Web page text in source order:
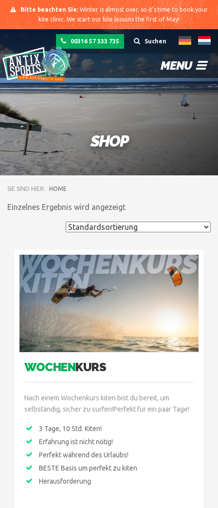
Bitte beachten Sie: Winter is almost over, so it's time to book your
kite clinic. We start our kite lessons the first of May!
Suchen
00316 57 333 735
MENU
SHOP
SIE SIND HIER: HOME
Einzelnes Ergebnis wird angezeigt
WOCHENKURS
KITEN
WOCHENKURS
Nach einem Wochenkurs kiten bist du bereit, um
selbständig, sicher zu surfen!Perfekt für ein paar Tage!
3 Tage, 10 Std. Kiten!
Erfahrung ist nicht nötig!
Perfekt während des Urlaubs!
BESTE Basis um perfekt zu kiten
Herausforderung